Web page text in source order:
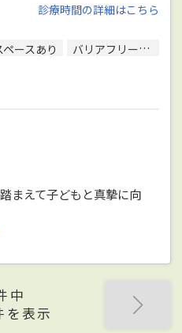
診療時間の詳細はこちら
ースあり バリアフリー対応
まえて子どもと真摯に向
中
を表示